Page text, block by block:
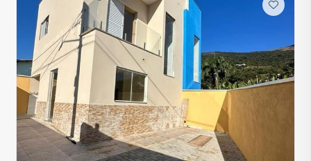
👉 Clique para falar com o corretor